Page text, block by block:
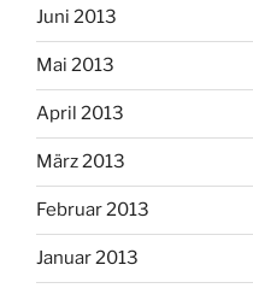
Juni 2013
Mai 2013
April 2013
März 2013
Februar 2013
Januar 2013